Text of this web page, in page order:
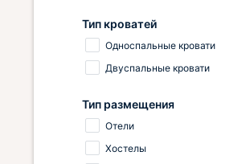
Тип кроватей
Односпальные кровати
Двуспальные кровати
Тип размещения
Отели
Хостелы